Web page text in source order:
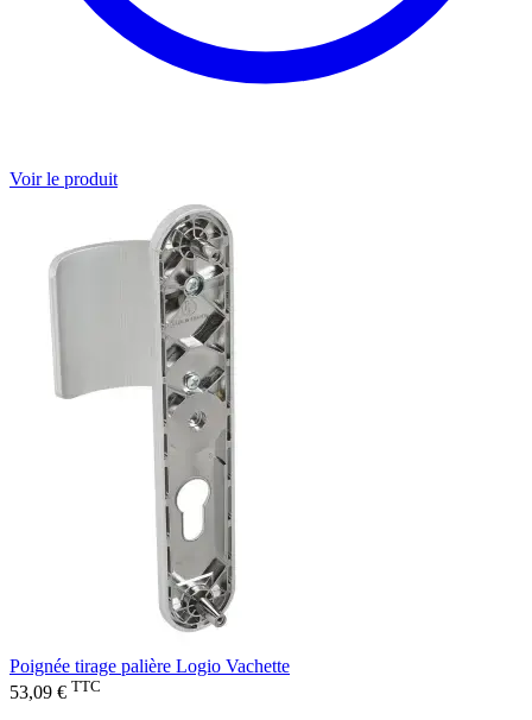
Voir le produit
Poignée tirage palière Logio Vachette
53,09 € TTC